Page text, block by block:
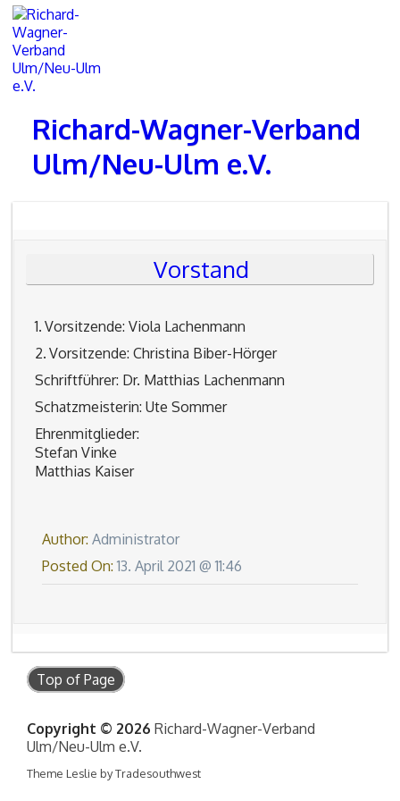
Skip
to
content
Richard-Wagner-Verband
Ulm/Neu-Ulm e.V.
Vorstand
1. Vorsitzende: Viola Lachenmann
2. Vorsitzende: Christina Biber-Hörger
Schriftführer: Dr. Matthias Lachenmann
Schatzmeisterin: Ute Sommer
Ehrenmitglieder:
Stefan Vinke
Matthias Kaiser
Author: Administrator
Posted On:13. April 2021 @ 11:46
Top of Page
Copyright © 2026 Richard-Wagner-Verband
Ulm/Neu-Ulm e.V.
Theme Leslie by Tradesouthwest